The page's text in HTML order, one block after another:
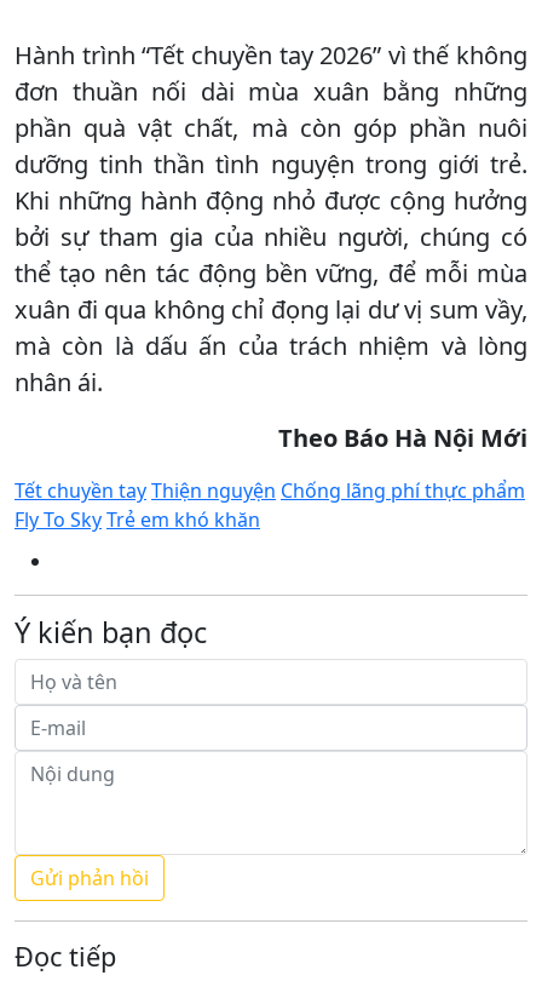
Hành trình “Tết chuyền tay 2026” vì thế không
đơn thuần nối dài mùa xuân bằng những
phần quà vật chất, mà còn góp phần nuôi
dưỡng tinh thần tình nguyện trong giới trẻ.
Khi những hành động nhỏ được cộng hưởng
bởi sự tham gia của nhiều người, chúng có
thể tạo nên tác động bền vững, để mỗi mùa
xuân đi qua không chỉ đọng lại dư vị sum vầy,
mà còn là dấu ấn của trách nhiệm và lòng
nhân ái.
Theo Báo Hà Nội Mới
Tết chuyền tayThiện nguyện Chống lãng phí thực phẩm
Fly To SkyTrẻ em khó khăn
Ý kiến bạn đọc
Đọc tiếp